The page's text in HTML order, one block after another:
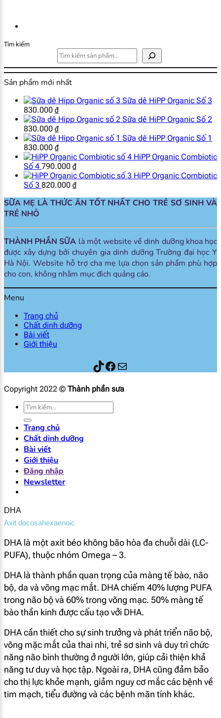
Tìm kiếm
Sản phẩm mới nhất
Sữa dê HiPP Organic Số 3
830.000 ₫
Sữa dê HiPP Organic Số 2
830.000 ₫
Sữa dê HiPP Organic Số 1
830.000 ₫
HiPP Organic Combiotic
Số 4 790.000 ₫
HiPP Organic Combiotic
Số 3 820.000 ₫
SỮA MẸ LÀ THỨC ĂN TỐT NHẤT CHO TRẺ SƠ SINH VÀ
TRẺ NHỎ
THÀNH PHẦN SỮA là một website về dinh dưỡng khoa học
được xây dựng bởi chuyên gia dinh dưỡng Trường đại học Y
Hà Nội. Website hỗ trợ cha mẹ lựa chọn sản phẩm phù hợp
cho con, không nhằm mục đich quảng cáo.
Menu
Trang chủ
Chất dinh dưỡng
Bài viết
Giới thiệu
Thành phần sữaFacebook
Mail
Copyright 2022 © Thành phần sưa
Tìm
kiếm:
Trang chủ
Chất dinh dưỡng
Bài viết
Giới thiệu
Đăng nhập
Newsletter
DHA
Axit docosahexaenoic
DHA là một axit béo không bão hòa đa chuỗi dài (LC-
PUFA), thuộc nhóm Omega – 3.
DHA là thành phần quan trọng của màng tế bào, não
bộ, da và võng mạc mắt. DHA chiếm 40% lượng PUFA
trong não bộ và 60% trong võng mạc. 50% màng tế
bào thần kinh được cấu tạo vởi DHA.
DHA cần thiết cho sự sinh trưởng và phát triển não bộ,
võng mặc mắt của thai nhi, trẻ sơ sinh và duy trì chức
năng não bình thường ở người lớn, giúp cải thiện khả
năng tư duy và học tập. Ngoài ra, DHA cũng đảm bảo
cho thị lực khỏe mạnh, giảm nguy cơ mắc các bệnh về
tim mạch, tiểu đường và các bệnh mãn tính khác.